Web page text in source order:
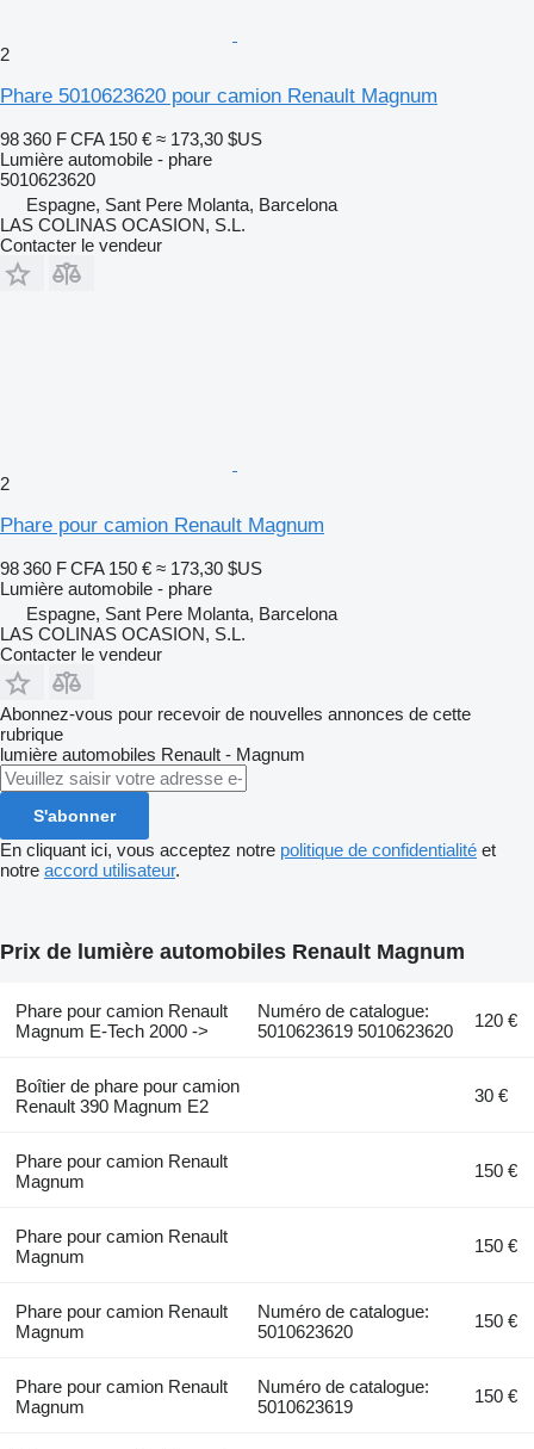
2
Phare 5010623620 pour camion Renault Magnum
98 360 F CFA 150 € ≈ 173,30 $US
Lumière automobile - phare
5010623620
Espagne, Sant Pere Molanta, Barcelona
LAS COLINAS OCASION, S.L.
Contacter le vendeur
2
Phare pour camion Renault Magnum
98 360 F CFA 150 € ≈ 173,30 $US
Lumière automobile - phare
Espagne, Sant Pere Molanta, Barcelona
LAS COLINAS OCASION, S.L.
Contacter le vendeur
Abonnez-vous pour recevoir de nouvelles annonces de cette
rubrique
lumière automobiles Renault - Magnum
S'abonner
En cliquant ici, vous acceptez notre politique de confidentialité et
notre accord utilisateur.
Prix de lumière automobiles Renault Magnum
Phare pour camion Renault
Magnum E-Tech 2000 ->
Numéro de catalogue:
5010623619 5010623620
120 €
Boîtier de phare pour camion
Renault 390 Magnum E2
30 €
Phare pour camion Renault
Magnum
150 €
Phare pour camion Renault
Magnum
150 €
Phare pour camion Renault
Magnum
Numéro de catalogue:
5010623620
150 €
Phare pour camion Renault
Magnum
Numéro de catalogue:
5010623619
150 €